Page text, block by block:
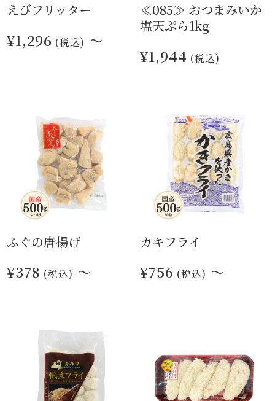
えびフリッター
¥1,296 (税込) ～
≪085≫ おつまみいか
塩天ぷら1kg
¥1,944 (税込)
ふぐの唐揚げ
¥378 (税込) ～
カキフライ
¥756 (税込) ～